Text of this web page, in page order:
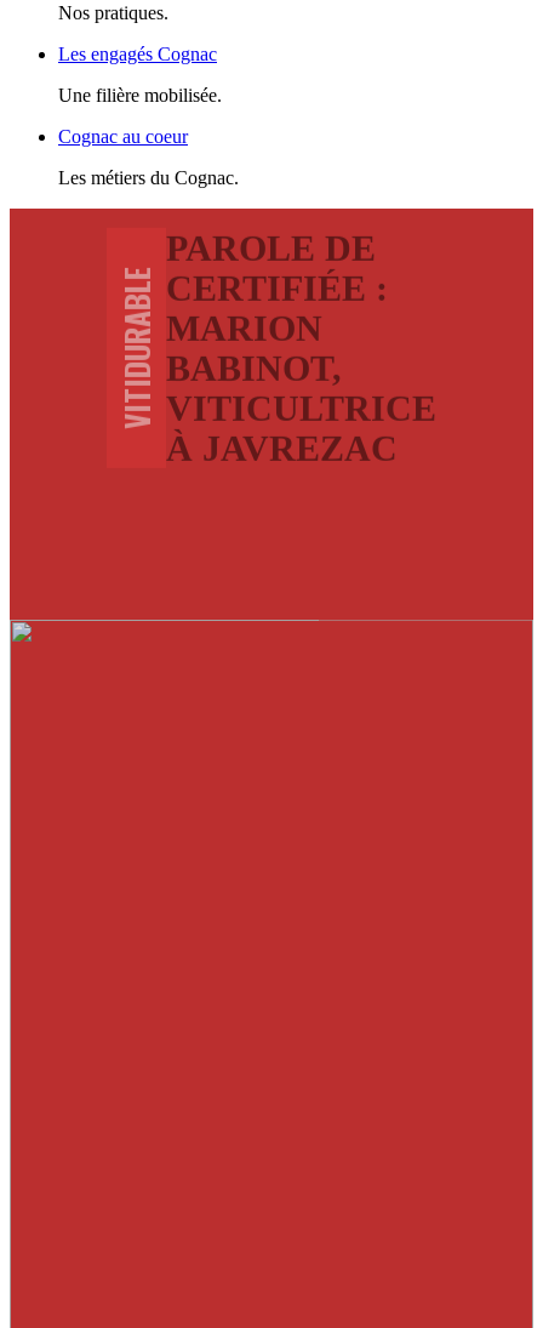
Nos pratiques.
Les engagés Cognac
Une filière mobilisée.
Cognac au coeur
Les métiers du Cognac.
VITIDURABLE
PAROLE DE
CERTIFIÉE :
MARION
BABINOT,
VITICULTRICE
À JAVREZAC